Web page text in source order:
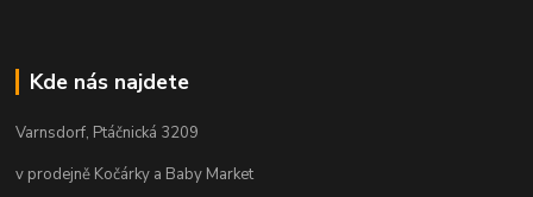
Kde nás najdete
Varnsdorf, Ptáčnická 3209
v prodejně Kočárky a Baby Market